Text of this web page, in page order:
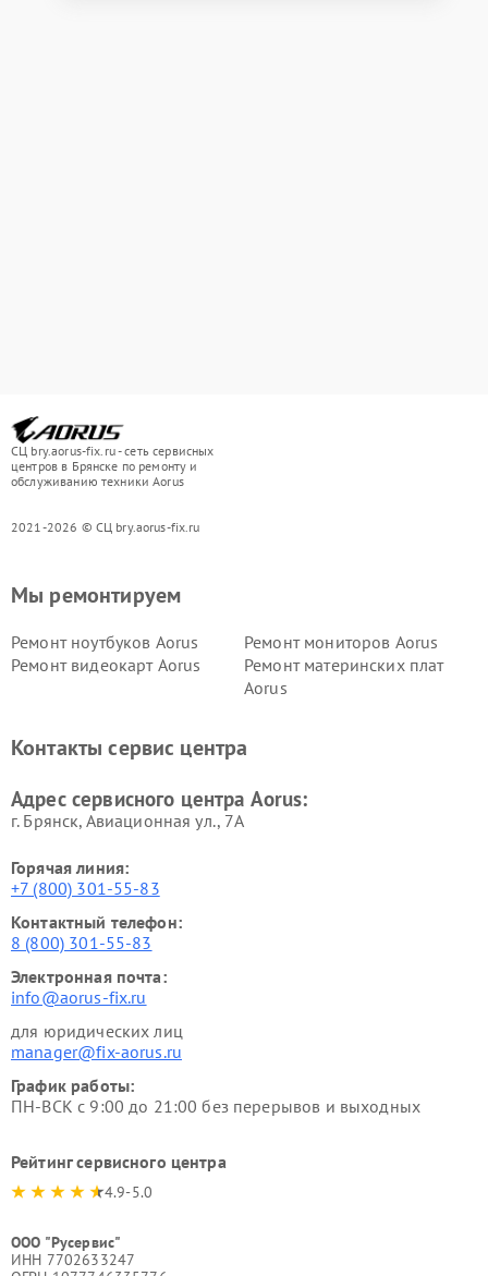
СЦ bry.aorus-fix.ru - сеть сервисных
центров в Брянске по ремонту и
обслуживанию техники Aorus
2021-2026 © СЦ bry.aorus-fix.ru
Мы ремонтируем
Ремонт ноутбуков Aorus
Ремонт мониторов Aorus
Ремонт видеокарт Aorus
Ремонт материнских плат
Aorus
Контакты сервис центра
Адрес сервисного центра Aorus:
г. Брянск, Авиационная ул., 7А
Горячая линия:
+7 (800) 301-55-83
Контактный телефон:
8 (800) 301-55-83
Электронная почта:
info@aorus-fix.ru
для юридических лиц
manager@fix-aorus.ru
График работы:
ПН-ВСК с 9:00 до 21:00 без перерывов и выходных
Рейтинг сервисного центра
4.9-5.0
ООО "Русервис"
ИНН 7702633247